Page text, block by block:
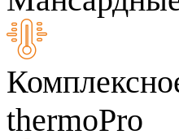
thermoPro